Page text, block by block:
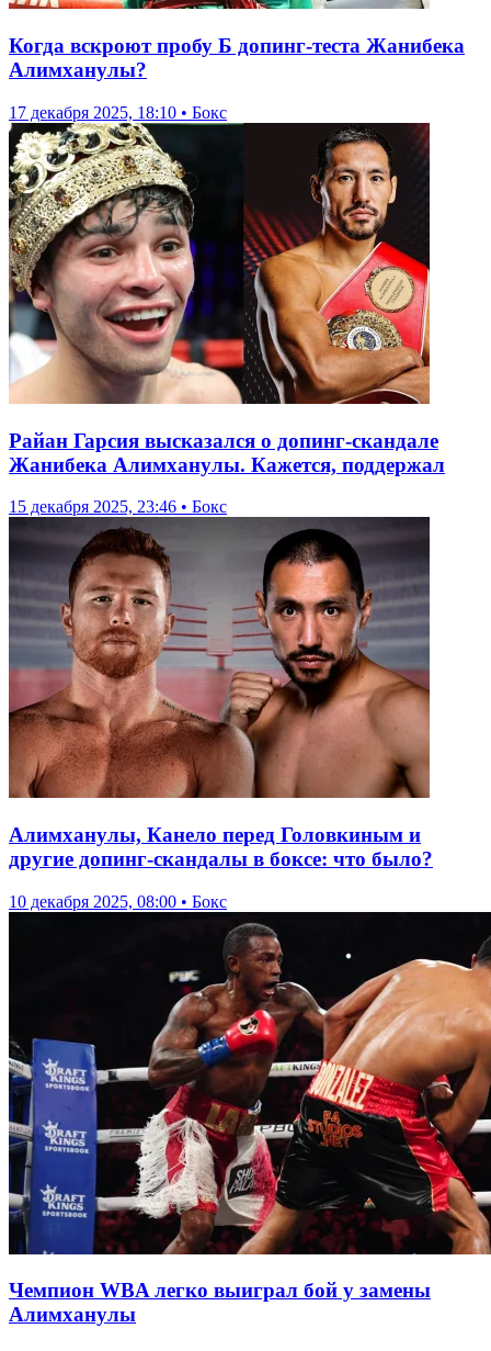
Когда вскроют пробу Б допинг-теста Жанибека
Алимханулы?
17 декабря 2025, 18:10 • Бокс
Райан Гарсия высказался о допинг-скандале
Жанибека Алимханулы. Кажется, поддержал
15 декабря 2025, 23:46 • Бокс
Алимханулы, Канело перед Головкиным и
другие допинг-скандалы в боксе: что было?
10 декабря 2025, 08:00 • Бокс
Чемпион WBA легко выиграл бой у замены
Алимханулы